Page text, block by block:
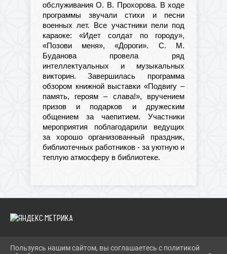
обслуживания О. В. Прохорова. В ходе
программы звучали стихи и песни
военных лет. Все участники пели под
караоке: «Идет солдат по городу»,
«Позови меня», «Дороги». С. М.
Буданова провела ряд
интеллектуальных и музыкальных
викторин. Завершилась программа
обзором книжной выставки «Подвигу –
память, героям – слава!», вручением
призов и подарков и дружеским
общением за чаепитием. Участники
мероприятия поблагодарили ведущих
за хорошо организованный праздник,
библиотечных работников - за уютную и
теплую атмосферу в библиотеке.
2026 Г. IBRBIB.RU
Пользуясь нашим сайтом, вы соглашаетесь с политикой